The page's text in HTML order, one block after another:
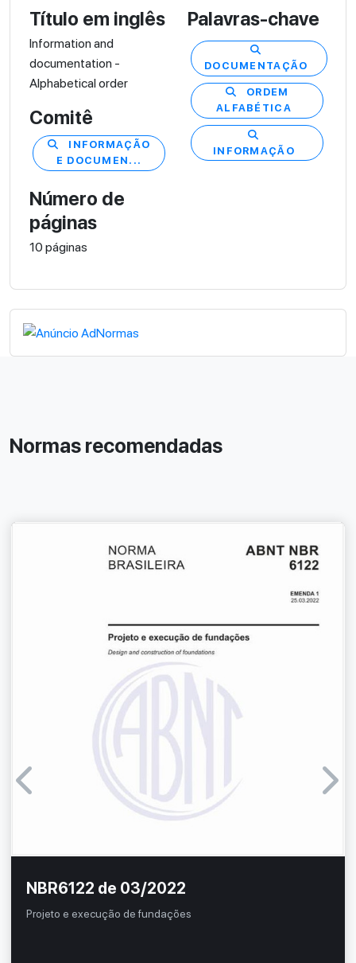
Título em inglês
Information and
documentation -
Alphabetical order
Comitê
INFORMAÇÃO
E DOCUMEN...
Número de
páginas
10 páginas
Palavras-chave
DOCUMENTAÇÃO
ORDEM
ALFABÉTICA
INFORMAÇÃO
Normas recomendadas
NBR6122 de 03/2022
Projeto e execução de fundações